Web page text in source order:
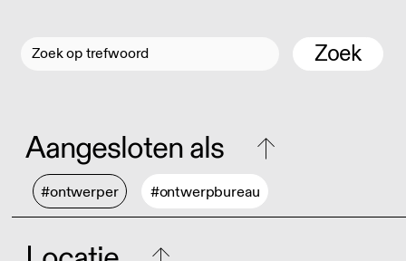
Zoek
Aangesloten als
#ontwerper #ontwerpbureau